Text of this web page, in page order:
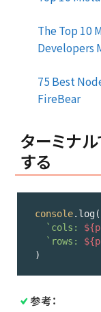
The Top 10
Developers
75 Best
FireBear
ターミナ
する
console.log(
`cols:
`rows:
)
JavaScript
参考：